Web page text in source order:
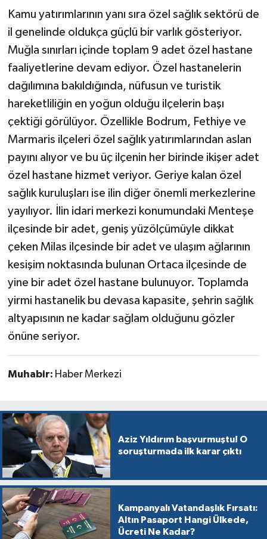
Kamu yatırımlarının yanı sıra özel sağlık sektörü de
il genelinde oldukça güçlü bir varlık gösteriyor.
Muğla sınırları içinde toplam 9 adet özel hastane
faaliyetlerine devam ediyor. Özel hastanelerin
dağılımına bakıldığında, nüfusun ve turistik
hareketliliğin en yoğun olduğu ilçelerin başı
çektiği görülüyor. Özellikle Bodrum, Fethiye ve
Marmaris ilçeleri özel sağlık yatırımlarından aslan
payını alıyor ve bu üç ilçenin her birinde ikişer adet
özel hastane hizmet veriyor. Geriye kalan özel
sağlık kuruluşları ise ilin diğer önemli merkezlerine
yayılıyor. İlin idari merkezi konumundaki Menteşe
ilçesinde bir adet, geniş yüzölçümüyle dikkat
çeken Milas ilçesinde bir adet ve ulaşım ağlarının
kesişim noktasında bulunan Ortaca ilçesinde de
yine bir adet özel hastane bulunuyor. Toplamda
yirmi hastanelik bu devasa kapasite, şehrin sağlık
altyapısının ne kadar sağlam olduğunu gözler
önüne seriyor.
Muhabir: Haber Merkezi
Aziz Yıldırım başvurmuştu! O
soruşturmada ilk karar çıktı
Kampanyalı Vatandaşlık Fırsatı:
Altın Pasaport Hangi Ülkede,
Ücreti Ne Kadar?